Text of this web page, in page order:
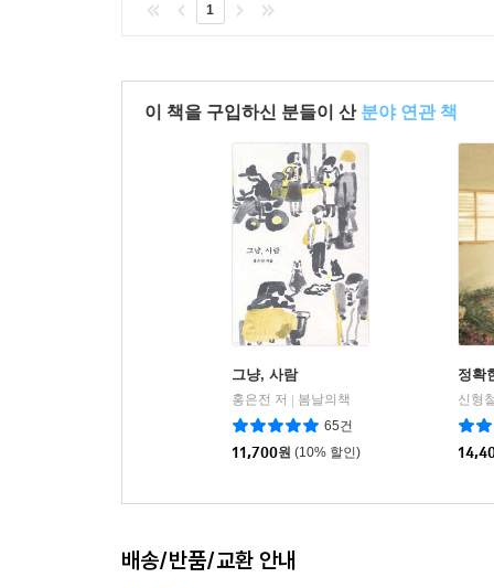
1
이 책을 구입하신 분들이 산 분야 연관 책
그냥, 사람
홍은전 저 | 봄날의책
65건
11,700원 (10% 할인)
정확
신형
배송/반품/교환 안내